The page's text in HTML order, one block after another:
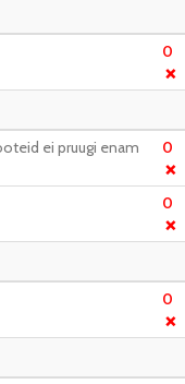
0
❌
ei pruugi enam
0
❌
0
❌
0
❌